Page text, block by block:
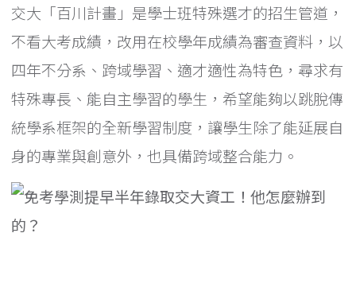
交大「百川計畫」是學士班特殊選才的招生管道，
不看大考成績，改用在校學年成績為審查資料，以
四年不分系、跨域學習、適才適性為特色，尋求有
特殊專長、能自主學習的學生，希望能夠以跳脫傳
統學系框架的全新學習制度，讓學生除了能延展自
身的專業與創意外，也具備跨域整合能力。